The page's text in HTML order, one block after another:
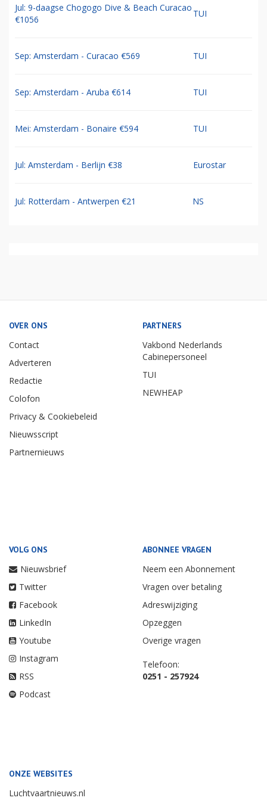
Jul: 9-daagse Chogogo Dive & Beach Curacao
€1056
TUI
Sep: Amsterdam - Curacao €569 TUI
Sep: Amsterdam - Aruba €614 TUI
Mei: Amsterdam - Bonaire €594 TUI
Jul: Amsterdam - Berlijn €38 Eurostar
Jul: Rotterdam - Antwerpen €21 NS
OVER ONS
Contact
Adverteren
Redactie
Colofon
Privacy & Cookiebeleid
Nieuwsscript
Partnernieuws
PARTNERS
Vakbond Nederlands
Cabinepersoneel
TUI
NEWHEAP
VOLG ONS
Nieuwsbrief
Twitter
Facebook
LinkedIn
Youtube
Instagram
RSS
Podcast
ABONNEE VRAGEN
Neem een Abonnement
Vragen over betaling
Adreswijziging
Opzeggen
Overige vragen
Telefoon:
0251 - 257924
ONZE WEBSITES
Luchtvaartnieuws.nl